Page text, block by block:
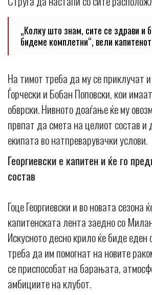
„Колку што знам, сите се здрави и
бидеме комплетни“, вели
На тимот треба да му се приклучат
Ѓорчески и Бобан Поповски, кои
обврски. Нивното доаѓање ќе му
првпат да смета на целиот состав и
екипата во натпреварувачки услови.
Георгиевски е капитен и ќе го
состав
Гоце Георгиевски и во новата сезона
капитенската лента заедно со
Искусното десно крило ќе биде
треба да им помогнат на новите
се приспособат на барањата,
амбициите на клубот.